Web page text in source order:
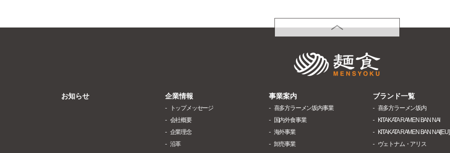
PAGETOP
株式会社麺食
お知らせ 企業情報
トップメッセージ
会社概要
企業理念
沿革
事業案内
喜多方ラーメン坂内事業
国内外食事業
海外事業
卸売事業
ブランド一覧
喜多方ラーメン坂内
KITAKATA RAMEN BAN NAI
KITAKATA RAMEN BAN NAI[EU]
ヴェトナム・アリス